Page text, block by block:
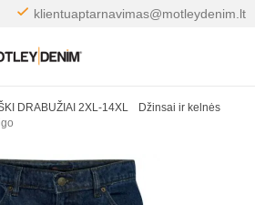
klientuaptarnavimas@motleydenim.lt
DRABUŽIAI 2XL-14XL
Džinsai ir kelnės